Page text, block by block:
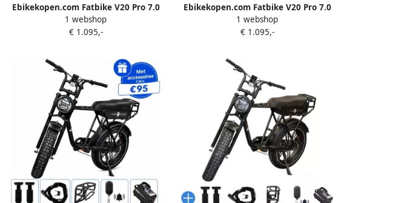
Ebikekopen.com Fatbike V20 Pro 7.0
Donker Grijs Special Edition 2025 2026
Model Hydraulische rem Incl. Slot
Voorrekje Voetensteuntje Straatlegaal
Ebike Fatbike Elektrische Fiets
Qmwheel
1 webshop
€ 1.095,-
Ebikekopen.com Fatbike V20 Pro 7.0
Rijklaar Nieuwste Model Hydraulische
rem 2025 2026 Model Incl. Slot
Voorrekje Voetensteuntje Met
Accessoires Straatlegaal Ebike
Elektrische Fiets QMwheel
1 webshop
€ 1.095,-